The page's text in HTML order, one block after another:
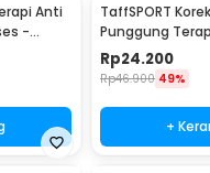
Anti
-
TaffSPORT
Punggung
Magnetic L -
Rp24.200
Rp46.900 49%
+